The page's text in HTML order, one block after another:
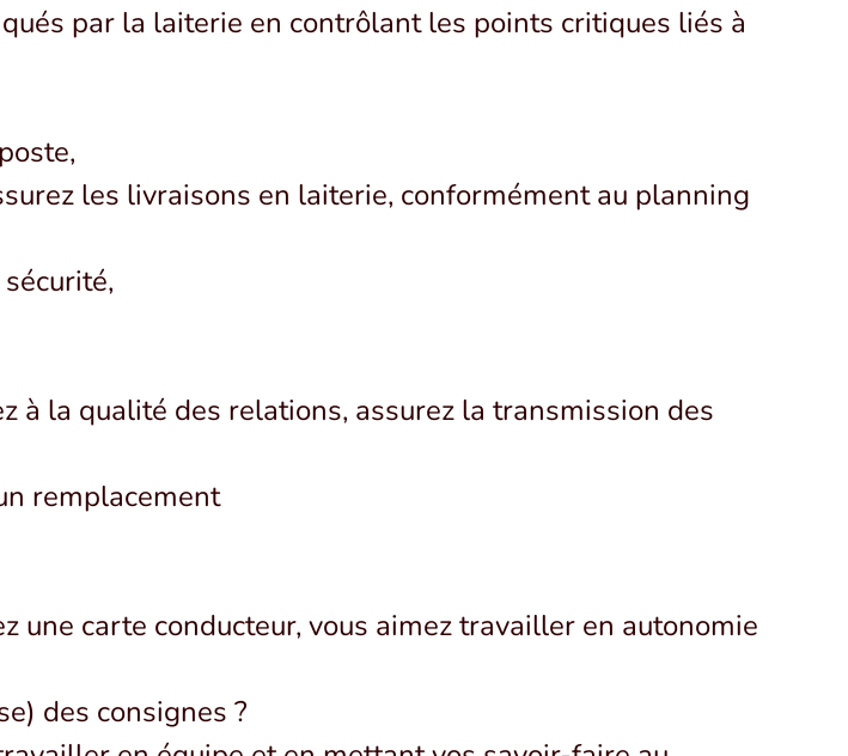
par la laiterie en contrôlant les points critiques liés à
les livraisons en laiterie, conformément au planning
à la qualité des relations, assurez la transmission des
remplacement
une carte conducteur, vous aimez travailler en autonomie
des consignes ?